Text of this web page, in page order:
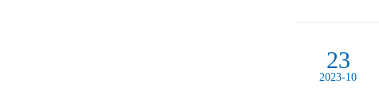
23
2023-10